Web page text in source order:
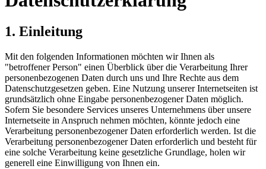
1. Einleitung
Mit den folgenden Informationen möchten wir Ihnen als
"betroffener Person" einen Überblick über die Verarbeitung Ihrer
personenbezogenen Daten durch uns und Ihre Rechte aus dem
Datenschutzgesetzen geben. Eine Nutzung unserer Internetseiten ist
grundsätzlich ohne Eingabe personenbezogener Daten möglich.
Sofern Sie besondere Services unseres Unternehmens über unsere
Internetseite in Anspruch nehmen möchten, könnte jedoch eine
Verarbeitung personenbezogener Daten erforderlich werden. Ist die
Verarbeitung personenbezogener Daten erforderlich und besteht für
eine solche Verarbeitung keine gesetzliche Grundlage, holen wir
generell eine Einwilligung von Ihnen ein.